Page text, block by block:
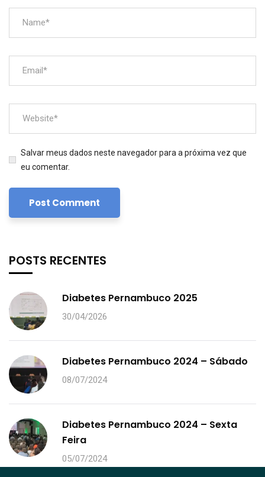
Salvar meus dados neste navegador para a próxima vez que
eu comentar.
POSTS RECENTES
Diabetes Pernambuco 2025
30/04/2026
Diabetes Pernambuco 2024 – Sábado
08/07/2024
Diabetes Pernambuco 2024 – Sexta
Feira
05/07/2024